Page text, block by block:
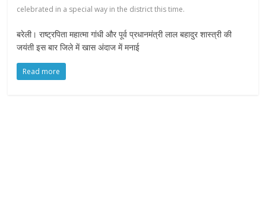
celebrated in a special way in the district this time.
बरेली। राष्ट्रपिता महात्मा गांधी और पूर्व प्रधानमंत्री लाल बहादुर शास्त्री की
जयंती इस बार जिले में खास अंदाज में मनाई
Read more